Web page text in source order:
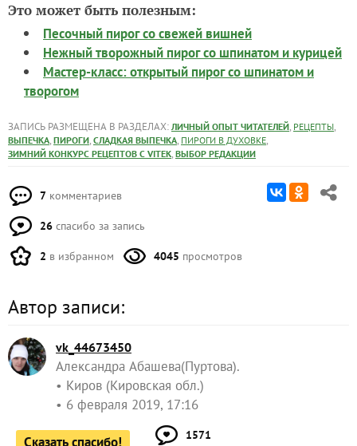
Это может быть полезным:
Песочный пирог со свежей вишней
Нежный творожный пирог со шпинатом и курицей
Мастер-класс: открытый пирог со шпинатом и
творогом
ЗАПИСЬ РАЗМЕЩЕНА В РАЗДЕЛАХ: ЛИЧНЫЙ ОПЫТ ЧИТАТЕЛЕЙ, РЕЦЕПТЫ,
ВЫПЕЧКА, ПИРОГИ, СЛАДКАЯ ВЫПЕЧКА, ПИРОГИ В ДУХОВКЕ,
ЗИМНИЙ КОНКУРС РЕЦЕПТОВ С VITEK, ВЫБОР РЕДАКЦИИ
7 комментариев
26 спасибо за запись
2 в избранном 4045 просмотров
Автор записи:
vk_44673450
Александра Абашева(Пуртова).
Киров (Кировская обл.)
6 февраля 2019, 17:16
Сказать спасибо! 1571